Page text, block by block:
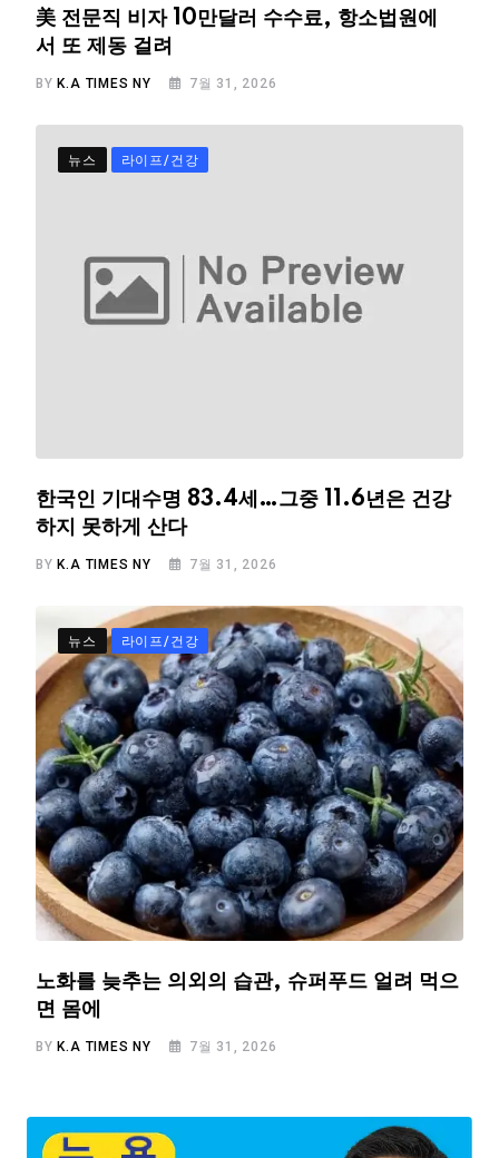
美 전문직 비자 10만달러 수수료, 항소법원에
서 또 제동 걸려
BY K.A TIMES NY 7월 31, 2026
뉴스 라이프/건강
한국인 기대수명 83.4세…그중 11.6년은 건강
하지 못하게 산다
BY K.A TIMES NY 7월 31, 2026
뉴스 라이프/건강
노화를 늦추는 의외의 습관, 슈퍼푸드 얼려 먹으
면 몸에
BYK.A TIMES NY 7월 31, 2026